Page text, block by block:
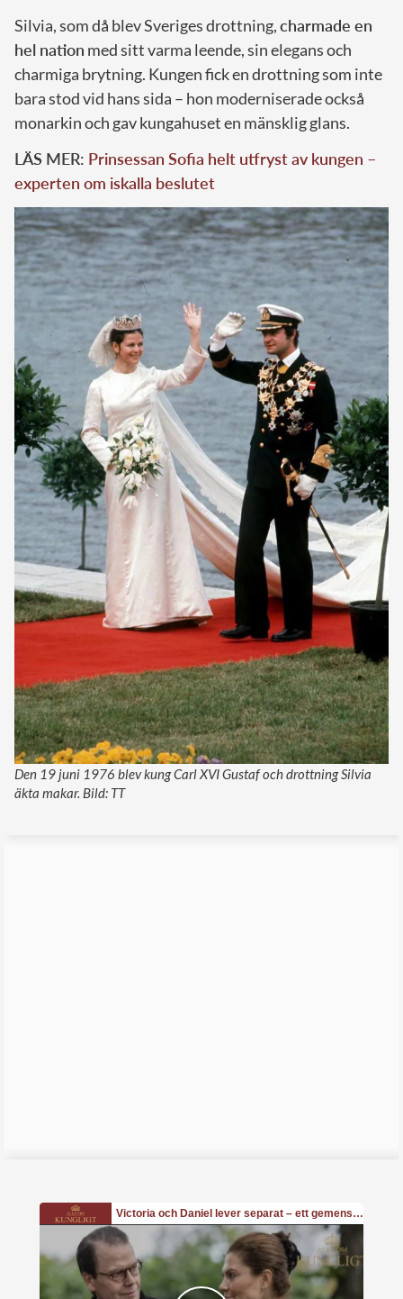
Silvia, som då blev Sveriges drottning,charmade en
hel nation med sitt varma leende, sin elegans och
charmiga brytning. Kungen fick en drottning som inte
bara stod vid hans sida – hon moderniserade också
monarkin och gav kungahuset en mänsklig glans.
LÄS MER: Prinsessan Sofia helt utfryst av kungen –
experten om iskalla beslutet
Den 19 juni 1976 blev kung Carl XVI Gustaf och drottning Silvia
äkta makar. Bild: TT